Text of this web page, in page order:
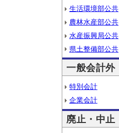
生活環境部公共
農林水産部公共
水産振興局公共
県土整備部公共
一般会計外
特別会計
企業会計
廃止・中止